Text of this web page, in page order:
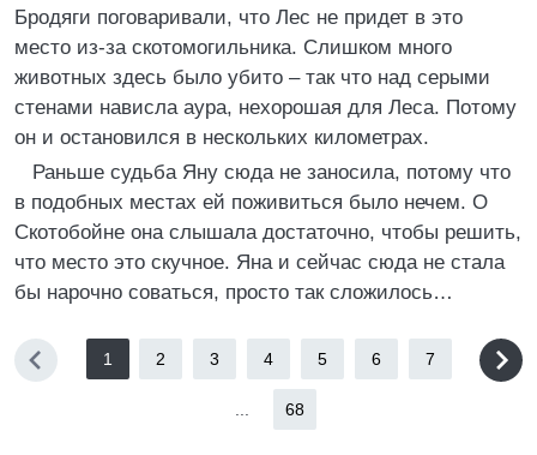
Бродяги поговаривали, что Лес не придет в это
место из-за скотомогильника. Слишком много
животных здесь было убито – так что над серыми
стенами нависла аура, нехорошая для Леса. Потому
он и остановился в нескольких километрах.
Раньше судьба Яну сюда не заносила, потому что
в подобных местах ей поживиться было нечем. О
Скотобойне она слышала достаточно, чтобы решить,
что место это скучное. Яна и сейчас сюда не стала
бы нарочно соваться, просто так сложилось…
1 2 3 4 5 6 7
68